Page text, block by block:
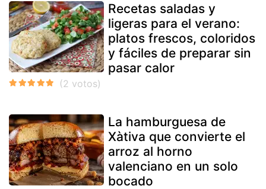
Recetas saladas y
ligeras para el verano:
platos frescos, coloridos
y fáciles de preparar sin
pasar calor
La hamburguesa de
Xàtiva que convierte el
arroz al horno
valenciano en un solo
bocado